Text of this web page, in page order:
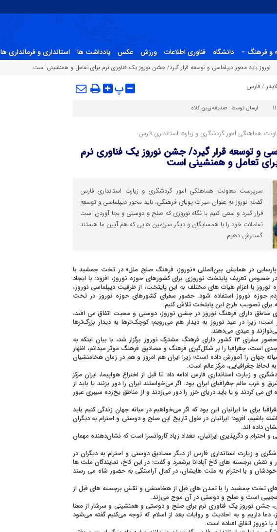
و فرهنگ دانشگاه فناوری اطلاعات ورزش عکس یادداشت ها استانداری و فرمانداری ها
نوروز باید محور دیپلماسی و توسعه قرار گیرد/ جشن نوروز یک فناوری نرم برای تعامل و همنشینی است
/فارس پ
ارسال توسط : صدیقه زرین کلاه
هماهنگی امور گردشگری و زیارت استانداری فارس:
و توسعه قرار گیرد/ جشن نوروز یک فناوری نرم
تعامل و همنشینی است
سرپرست معاونت هماهنگی امور گردشگری و زیارت استانداری فارس
گفت: نوروز به عنوان میراث پویای فرهنگی، باید محور دیپلماسی و توسعه
قرار گیرد و سعی کنیم با نگاه نوروزی که صلح و دوستی و بجا آوردن است
تعاملات خود را با همسایگان و دیگر سرزمین هایی که هم آیین ما هستند
گسترش دهیم.
پارسایی در همایش بین‌المللی «نوروز، فرهنگ صلح ملل» در تخت جمشید با
در خصوص تعریف پایتخت نوروزی برای کشورهای حوزه نوروز، افزود: با ایجاد
با اعزام هیات های مختلف به این پایتخت، از ظرفیت دیپلماسی نوروز،
حوزه نوروز استفاده شود. حضور سفرای کشورهای حوزه نوروز در تخت
برای تصویب طرح این پایتخت تلاش کنیم.
مناطق دارای فرهنگ نوروز در جشن نوروز، دوستی و محبت اتفاق می افتد،
زیرا در عید نوروز به دیدار هم می‌رویم؛ کوچک‌ترها به دیدار بزرگ‌ترها
و عیدی می‌دهند.
وی در این همایش بین‌المللی که با حضور سفرای ۱۳ کشور دارای فرهنگ مشترک نوروز برگزار شد، با بیان اینکه به
است، جغرافیا را بر شکل‌گیری فرهنگ و مصادیق فرهنگ موثر میدانم، اظهار
جهان را آموزش داده است؛ زیرا ایران هم امروز و هم در زمان هخامنشیان
لحاظ جغرافیایی، مرکز عالم است.
و زیارت استانداری فارس ادامه داد: تا قبل از اختراع هواپیما، ایران مرکز
و غرب عالم جغرافیای ایران بود. اگر می‌خواستند ایران را دور بزنند یا باید از
ای می کردند و یا باید دریای خزر را دور‌ می‌زدند و از مناطق یخ‌زده سیبری عبور
برای ما ایرانیان این بود که اگر می‌خواهیم در میانه جهان زندگی کنیم باید
باشیم، افزود: ایرانیان در طول تاریخ این صلح و دوستی و احترام به دیگران
داده اند.
و دگرپذیری ایرانیان، تعداد زیاد کاروانسرا است که نشان‌دهنده مهمان
و زیارت استانداری فارس از دیگر مصادیق دوستی و احترام به دیگران در
و نقش برجسته های کاخ آپادانا برشمرد و گفت: در این کاخ، نمایندگان ملت ها
و با احترام به ملت هایشان، در کمال آراستگی به حضور شاه می رسند
تخت جمشید را با تمدن های قبل از هخامنشی و نقش برجسته های قبل از
عجیبی است و صلح و دوستی در آن موج می‌زند.
جشن نوروز یک فناوری نرم برای صلح و دوستی و همنشینی و سرشار از معنا
داریم و به احادیث و روایات بعد از اسلام که توجه می‌کنیم گفته می‌شود
با نوروز اتفاق افتاده است.